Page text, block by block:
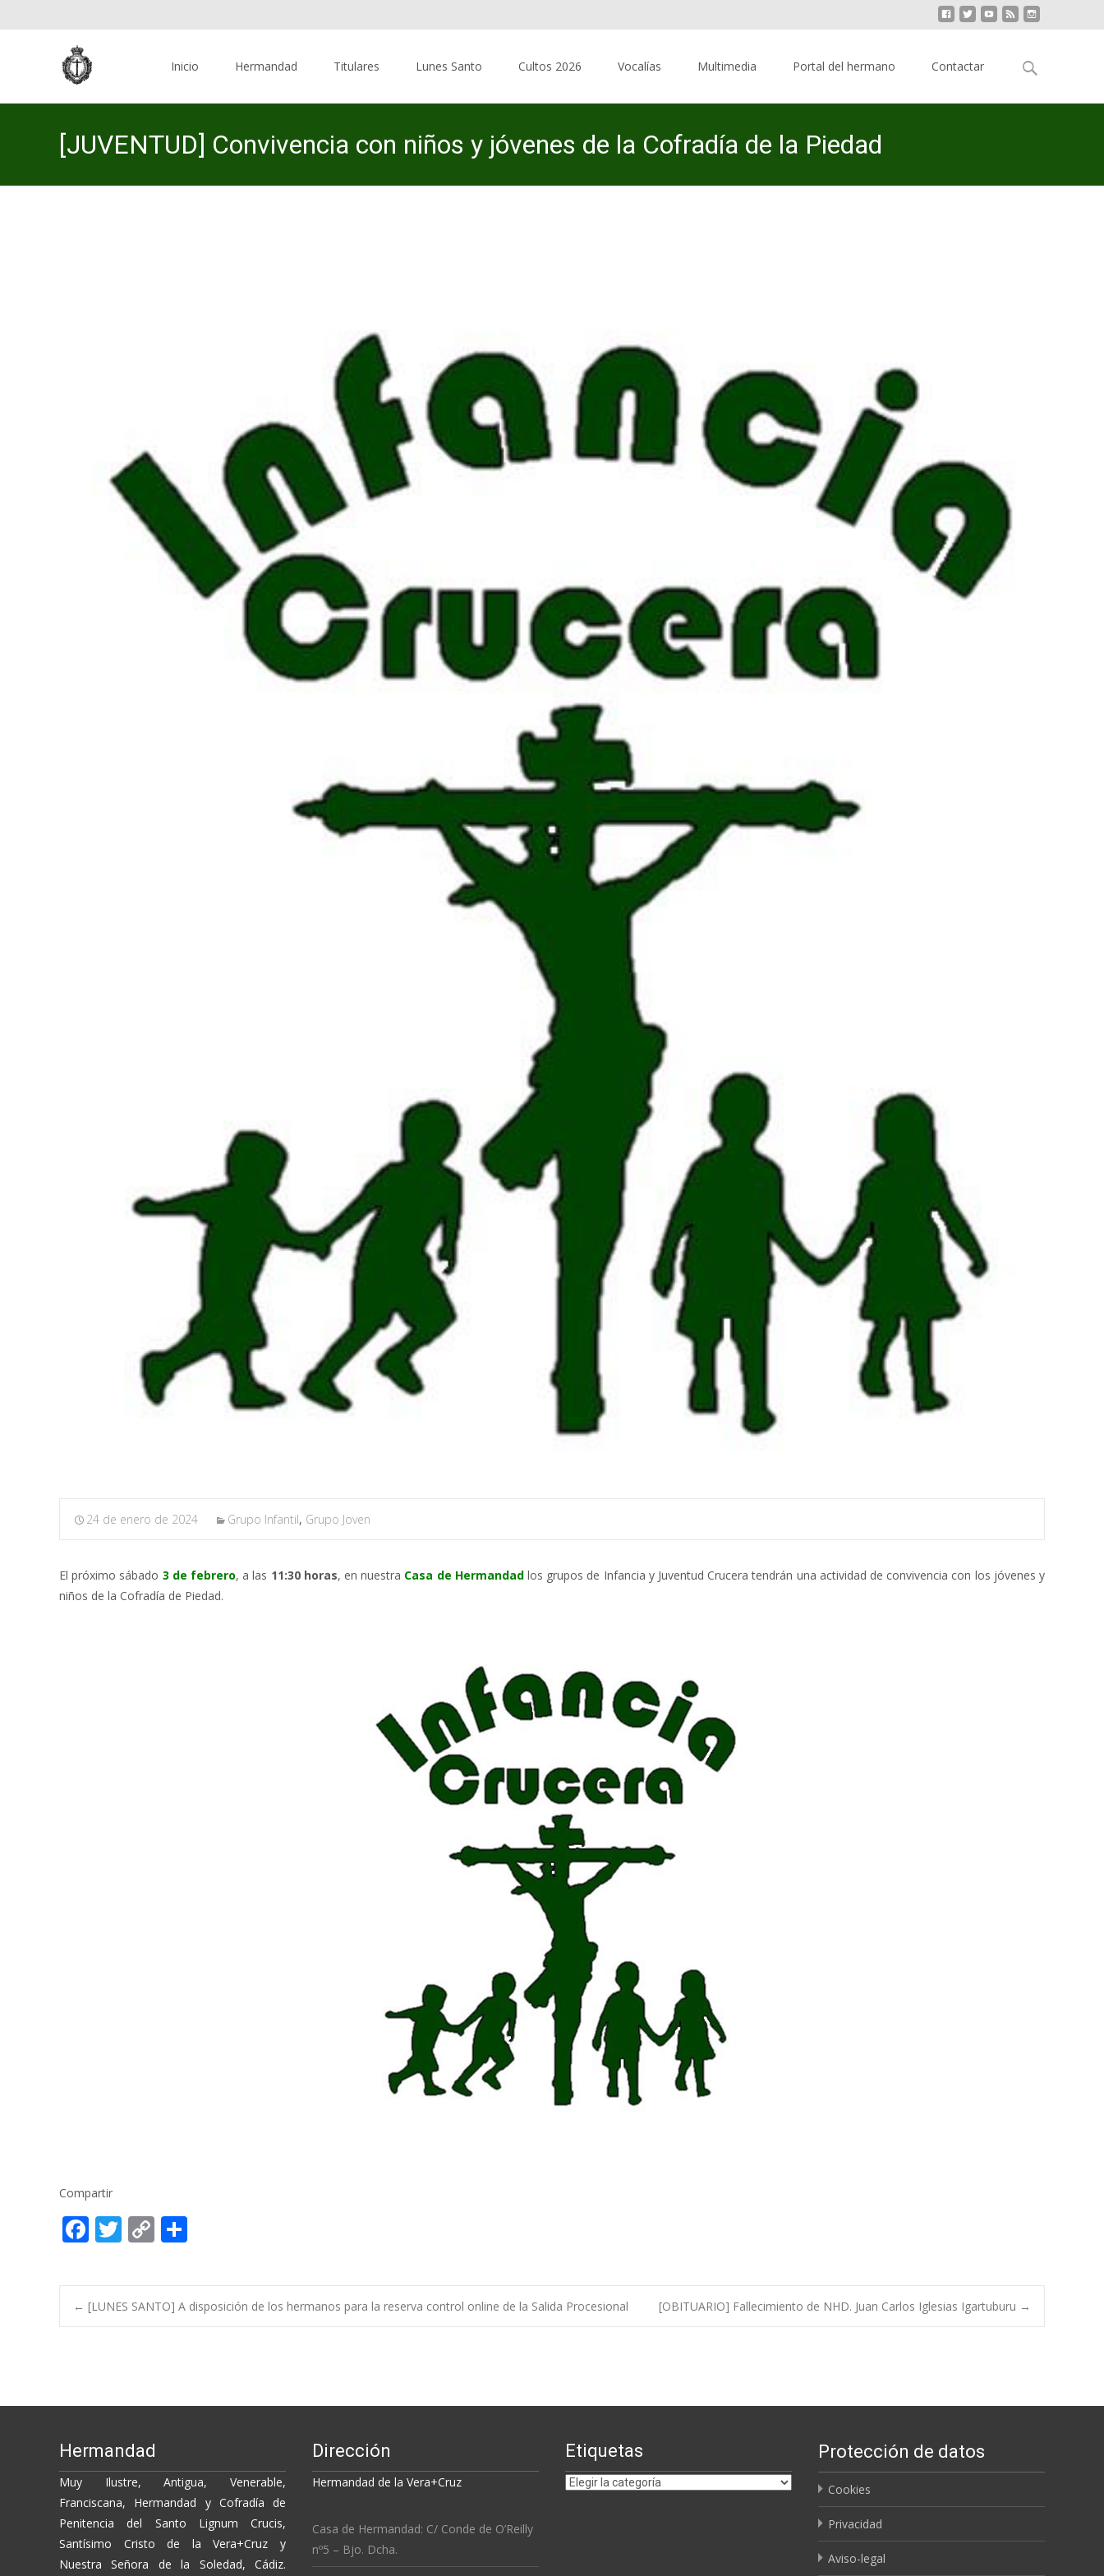
Inicio Hermandad Titulares Lunes Santo Cultos 2026 Vocalías Multimedia Portal del hermano Contactar Buscar:
[JUVENTUD] Convivencia con niños y jóvenes de la Cofradía de la Piedad
24 de enero de 2024 Grupo Infantil, Grupo Joven
El próximo sábado 3 de febrero, a las 11:30 horas, en nuestra Casa de Hermandadlos grupos de Infancia y Juventud Crucera tendrán una actividad de convivencia con los jóvenes y
niños de la Cofradía de Piedad.
Compartir
F
e
b
o
T
itt
er
C
p
y
Li
m
p
ar
Post
← [LUNES SANTO] A disposición de los hermanos para la reserva control online de la Salida Procesional [OBITUARIO] Fallecimiento de NHD. Juan Carlos Iglesias Igartuburu →
Hermandad
Muy Ilustre, Antigua, Venerable,
Franciscana, Hermandad y Cofradía de
Penitencia del Santo Lignum Crucis,
Santísimo Cristo de la Vera+Cruz y
Nuestra Señora de la Soledad, Cádiz.
Dirección
Hermandad de la Vera+Cruz
Casa de Hermandad: C/ Conde de O’Reilly
nº5 – Bjo. Dcha.
Etiquetas
Etiquetas
Protección de datos
Cookies
Privacidad
Aviso-legal